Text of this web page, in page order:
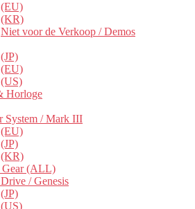
(EU)
(KR)
Niet voor de Verkoop / Demos
(JP)
(EU)
(US)
Horloge
System / Mark III
(EU)
(JP)
(KR)
Gear (ALL)
/ Genesis
(JP)
(US)